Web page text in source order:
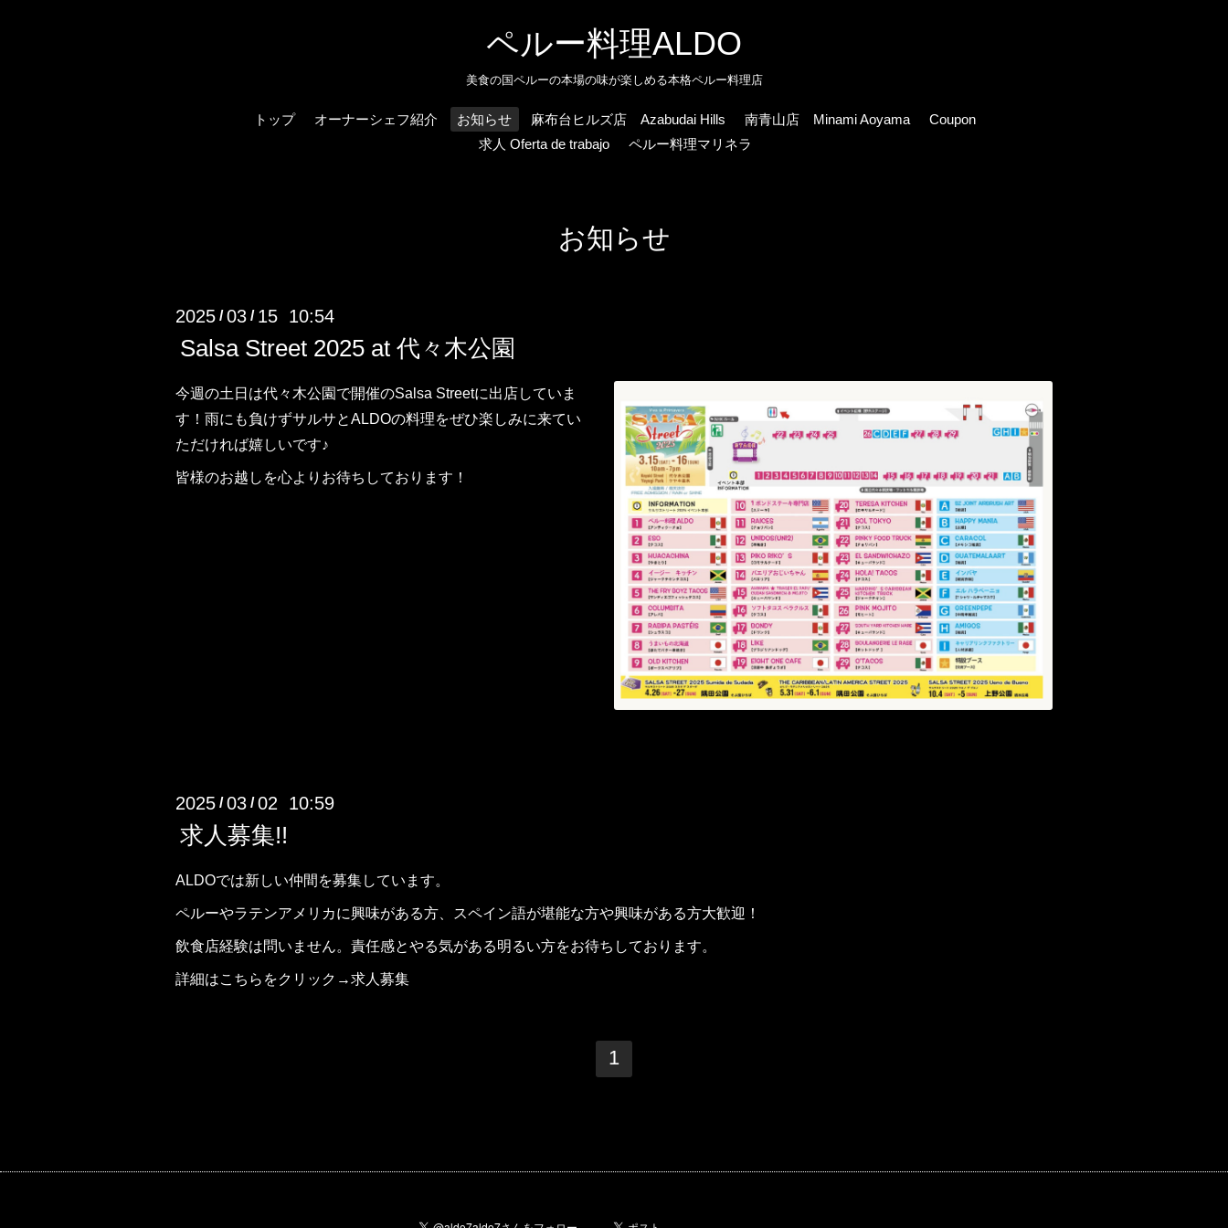
ペルー料理ALDO
美食の国ペルーの本場の味が楽しめる本格ペルー料理店
トップ オーナーシェフ紹介 お知らせ 麻布台ヒルズ店 Azabudai Hills 南青山店 Minami Aoyama
Coupon
求人 Oferta de trabajo
ペルー料理マリネラ
お知らせ
2025 /03 / 15 10:54
Salsa Street 2025 at 代々木公園
今週の土日は代々木公園で開催のSalsa Streetに出店していま
す！雨にも負けずサルサとALDOの料理をぜひ楽しみに来てい
ただければ嬉しいです♪
皆様のお越しを心よりお待ちしております！
2025 /03 /02 10:59
求人募集!!
ALDOでは新しい仲間を募集しています。
ペルーやラテンアメリカに興味がある方、スペイン語が堪能な方や興味がある方大歓迎！
飲食店経験は問いません。責任感とやる気がある明るい方をお待ちしております。
詳細はこちらをクリック→求人募集
1